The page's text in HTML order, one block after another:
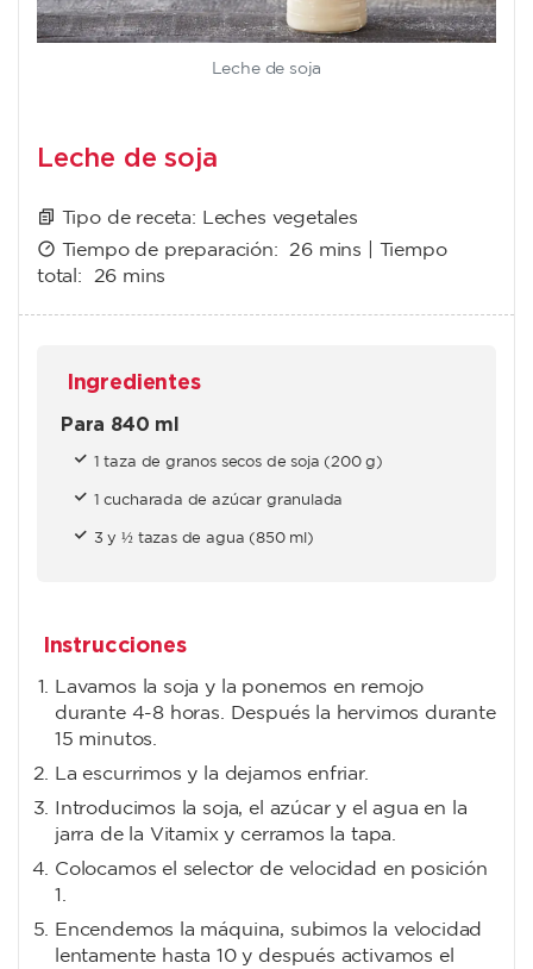
Leche de soja
Leche de soja
Tipo de receta:
Leches vegetales
Tiempo de preparación: 26 mins | Tiempo
total: 26 mins
Ingredientes
Para 840 ml
1 taza de granos secos de soja (200 g)
1 cucharada de azúcar granulada
3 y ½ tazas de agua (850 ml)
Instrucciones
Lavamos la soja y la ponemos en remojo
durante 4-8 horas. Después la hervimos durante
15 minutos.
La escurrimos y la dejamos enfriar.
Introducimos la soja, el azúcar y el agua en la
jarra de la Vitamix y cerramos la tapa.
Colocamos el selector de velocidad en posición
1.
Encendemos la máquina, subimos la velocidad
lentamente hasta 10 y después activamos el